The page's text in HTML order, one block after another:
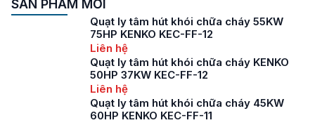
SẢN PHẨM MỚI
Quạt ly tâm hút khói chữa cháy 55KW
75HP KENKO KEC-FF-12
Liên hệ
Quạt ly tâm hút khói chữa cháy KENKO
50HP 37KW KEC-FF-12
Liên hệ
Quạt ly tâm hút khói chữa cháy 45KW
60HP KENKO KEC-FF-11